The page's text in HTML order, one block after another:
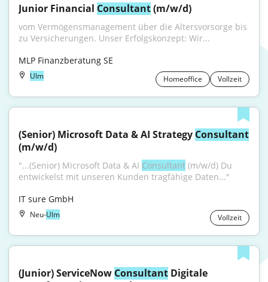
Junior Financial Consultant (m/w/d)
vom Vermögensmanagement über die Altersvorsorge bis
zu Versicherungen. Unser Erfolgskonzept: Wir...
MLP Finanzberatung SE
Ulm Homeoffice Vollzeit
(Senior) Microsoft Data & AI Strategy Consultant
(m/w/d)
"...(Senior) Microsoft Data & AI Consultant (m/w/d) Du
entwickelst mit unseren Kunden tragfähige Daten..."
IT sure GmbH
Neu-Ulm Vollzeit
(Junior) ServiceNow Consultant Digitale